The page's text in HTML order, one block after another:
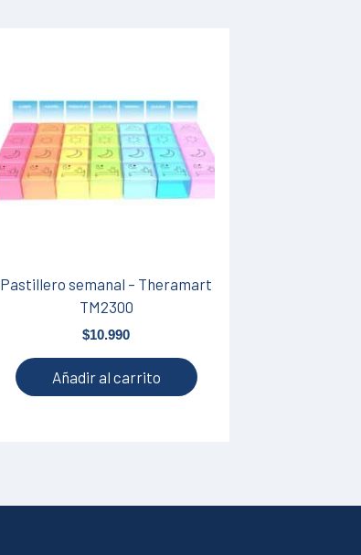
Pastillero semanal – Theramart
TM2300
$10.990
Añadir al carrito